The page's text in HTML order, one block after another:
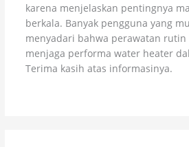
karena menjelaskan pentingnya
berkala. Banyak pengguna yang
menyadari bahwa perawatan
menjaga performa water heater
Terima kasih atas informasinya.